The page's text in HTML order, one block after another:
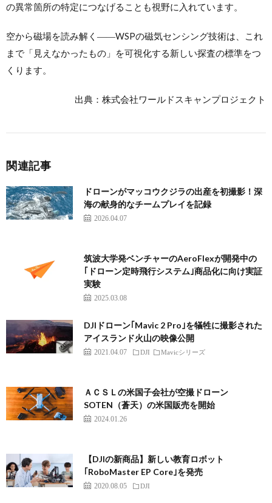
の異常箇所の特定につなげることも視野に入れています。
空から磁場を読み解く――WSPの磁気センシング技術は、これ
まで「見えなかったもの」を可視化する新しい探査の標準をつ
くります。
出典：株式会社ワールドスキャンプロジェクト
関連記事
ドローンがマッコウクジラの出産を初撮影！深
海の献身的なチームプレイを記録
2026.04.07
筑波大学発ベンチャーのAeroFlexが開発中の
｢ドローン定時飛行システム｣商品化に向け実証
実験
2025.03.08
DJIドローン｢Mavic 2 Pro｣を犠牲に撮影された
アイスランド火山の映像公開
2021.04.07 DJI Mavicシリーズ
ＡＣＳＬの米国子会社が空撮ドローン
SOTEN（蒼天）の米国販売を開始
2024.01.26
【DJIの新商品】新しい教育ロボット
｢RoboMaster EP Core｣を発売
2020.08.05 DJI